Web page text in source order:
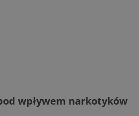
wpływem narkotyków